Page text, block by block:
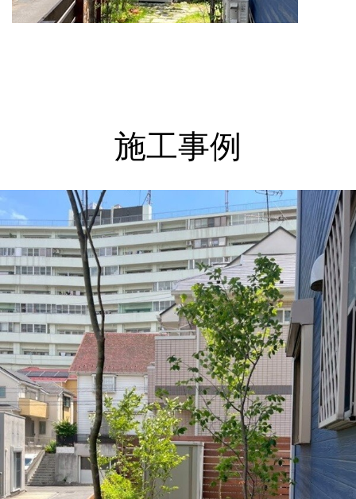
上記をクリックしてください。
神奈川県横浜市 外構・ガーデンリフォームで使い勝手
良く お気に入りの場所に ビフォーアフター Ｓ様邸
庭にウッドフェンスとタイルテラスを新たにつくり、山
採り雑木で木陰・木漏れ日のあるもうひとつのリビング
に。
２０２６年 夏季休暇について
施工事例